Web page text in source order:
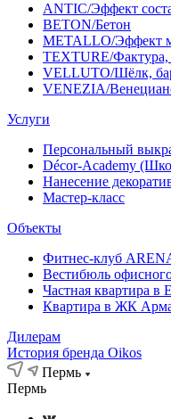
ANTIC/Эффект
BETON/Бетон
METALLO/Эффект
TEXTURE/Фактура,
VELLUTO/Шёлк,
VENEZIA/
Услуги
Персональный
Décor-Academy
Нанесение
Мастер-класс
Объекты
Фитнес-клуб
Вестибюль
Частная квартира в
Квартира в ЖК
Дилерам
История бренда Oikos
Пермь
Пермь